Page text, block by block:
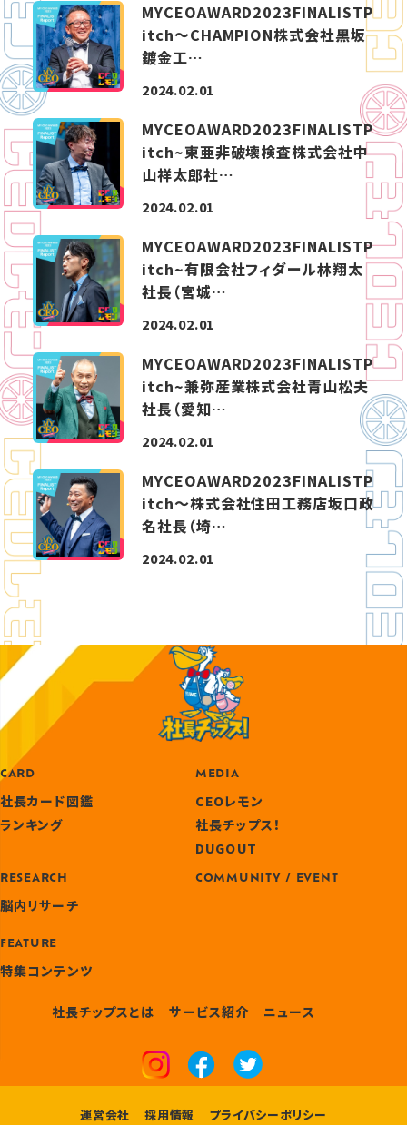
MYCEOAWARD2023FINALISTP
itch～CHAMPION株式会社黒坂
鍍金工…
2024.02.01
MYCEOAWARD2023FINALISTP
itch~東亜非破壊検査株式会社中
山祥太郎社…
2024.02.01
MYCEOAWARD2023FINALISTP
itch~有限会社フィダール林翔太
社長（宮城…
2024.02.01
MYCEOAWARD2023FINALISTP
itch~兼弥産業株式会社青山松夫
社長（愛知…
2024.02.01
MYCEOAWARD2023FINALISTP
itch～株式会社住田工務店坂口政
名社長（埼…
2024.02.01
CARD
社長カード図鑑
ランキング
MEDIA
CEOレモン
社長チップス！
DUGOUT
RESEARCH
脳内リサーチ
FEATURE
特集コンテンツ
COMMUNITY / EVENT
社長チップスとは サービス紹介 ニュース
運営会社 採用情報 プライバシーポリシー